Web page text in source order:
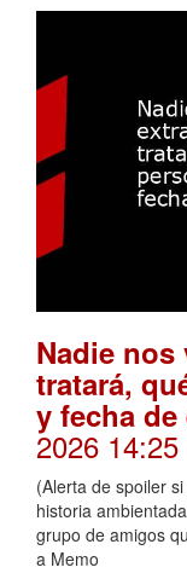
Nadie nos
tratará,
y fecha
2026 14:25
(Alerta de spoiler
historia
grupo de amigos
a Memo